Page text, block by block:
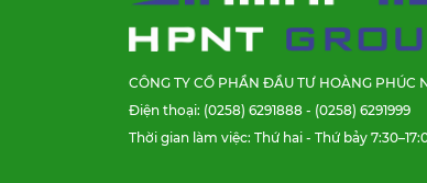
CÔNG TY CỔ PHẦN ĐẦU TƯ HOÀNG PHÚC
Điện thoại: (0258) 6291888 - (0258) 6291999
Thời gian làm việc: Thứ hai - Thứ bảy